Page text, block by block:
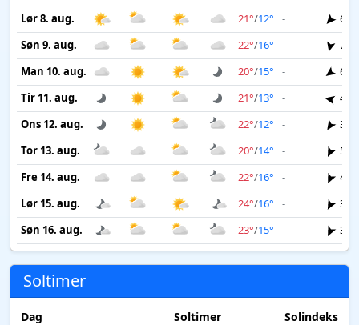
Lør 8. aug.
21°/12° -
6
Søn 9. aug.
22°/16° -
7
Man 10. aug.
20°/15° -
6
Tir 11. aug.
21°/13° -
4
Ons 12. aug.
22°/12° -
3
Tor 13. aug.
20°/14° -
5
Fre 14. aug.
22°/16° -
4
Lør 15. aug.
24°/16° -
3
Søn 16. aug.
23°/15° - 3
Soltimer
Dag Soltimer Solindeks